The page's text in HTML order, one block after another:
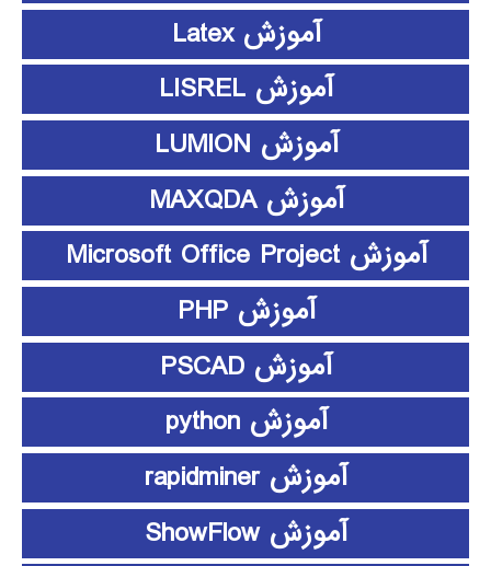
آموزش Latex
آموزش LISREL
آموزش LUMION
آموزش MAXQDA
آموزش Microsoft Office Project
آموزش PHP
آموزش PSCAD
آموزش python
آموزش rapidminer
آموزش ShowFlow